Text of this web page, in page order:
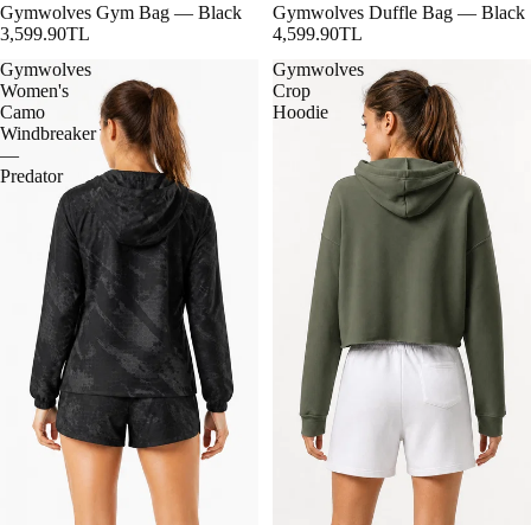
Gymwolves Gym Bag — Black
3,599.90TL
Gymwolves Duffle Bag — Black
4,599.90TL
Gymwolves
Women's
Camo
Windbreaker
—
Predator
Gymwolves
Crop
Hoodie